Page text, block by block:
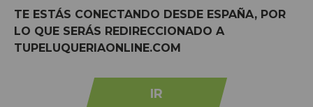
NO STOCK NO STOCK
TE ESTÁS CONECTANDO DESDE ESPAÑA, POR
LO QUE SERÁS REDIRECCIONADO A
TUPELUQUERIAONLINE.COM
IR